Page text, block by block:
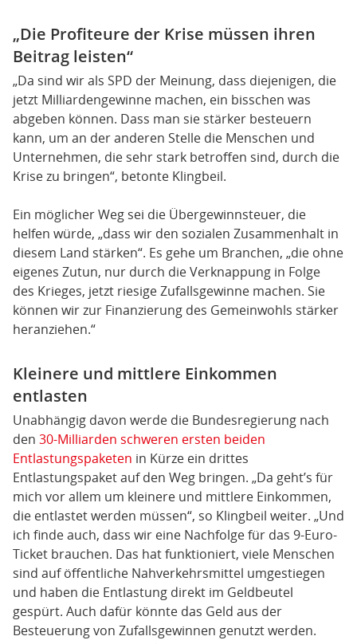
„Die Profiteure der Krise müssen ihren
Beitrag leisten“
„Da sind wir als SPD der Meinung, dass diejenigen, die
jetzt Milliardengewinne machen, ein bisschen was
abgeben können. Dass man sie stärker besteuern
kann, um an der anderen Stelle die Menschen und
Unternehmen, die sehr stark betroffen sind, durch die
Krise zu bringen“, betonte Klingbeil.
Ein möglicher Weg sei die Übergewinnsteuer, die
helfen würde, „dass wir den sozialen Zusammenhalt in
diesem Land stärken“. Es gehe um Branchen, „die ohne
eigenes Zutun, nur durch die Verknappung in Folge
des Krieges, jetzt riesige Zufallsgewinne machen. Sie
können wir zur Finanzierung des Gemeinwohls stärker
heranziehen.“
Kleinere und mittlere Einkommen
entlasten
Unabhängig davon werde die Bundesregierung nach
den 30-Milliarden schweren ersten beiden
Entlastungspaketen in Kürze ein drittes
Entlastungspaket auf den Weg bringen. „Da geht’s für
mich vor allem um kleinere und mittlere Einkommen,
die entlastet werden müssen“, so Klingbeil weiter. „Und
ich finde auch, dass wir eine Nachfolge für das 9-Euro-
Ticket brauchen. Das hat funktioniert, viele Menschen
sind auf öffentliche Nahverkehrsmittel umgestiegen
und haben die Entlastung direkt im Geldbeutel
gespürt. Auch dafür könnte das Geld aus der
Besteuerung von Zufallsgewinnen genutzt werden.